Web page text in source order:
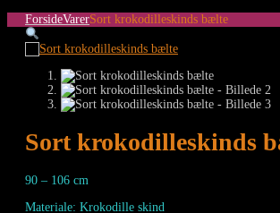
ForsideVarerSort krokodilleskinds bælte
Sort krokodilleskinds
90 – 106 cm
Materiale: Krokodille skind